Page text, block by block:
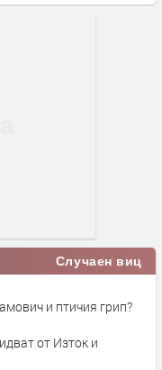
Случаен виц
и птичия грип?
от Изток и